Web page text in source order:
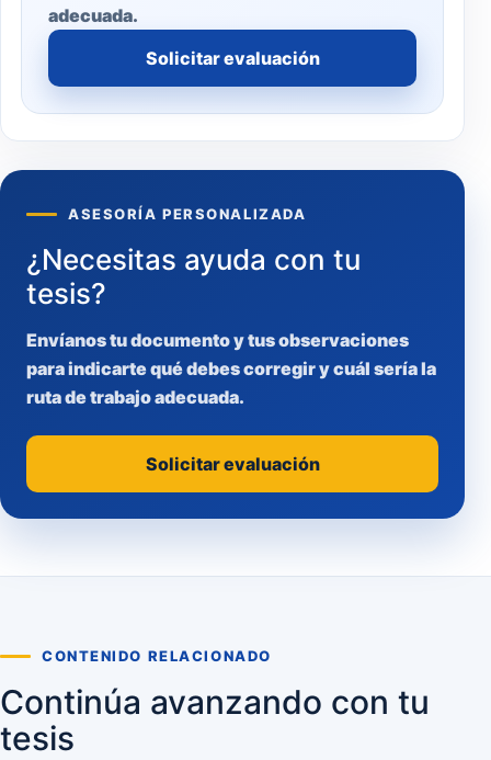
adecuada.
Solicitar evaluación
ASESORÍA PERSONALIZADA
¿Necesitas ayuda con tu
tesis?
Envíanos tu documento y tus observaciones
para indicarte qué debes corregir y cuál sería la
ruta de trabajo adecuada.
Solicitar evaluación
CONTENIDO RELACIONADO
Continúa avanzando con tu
tesis